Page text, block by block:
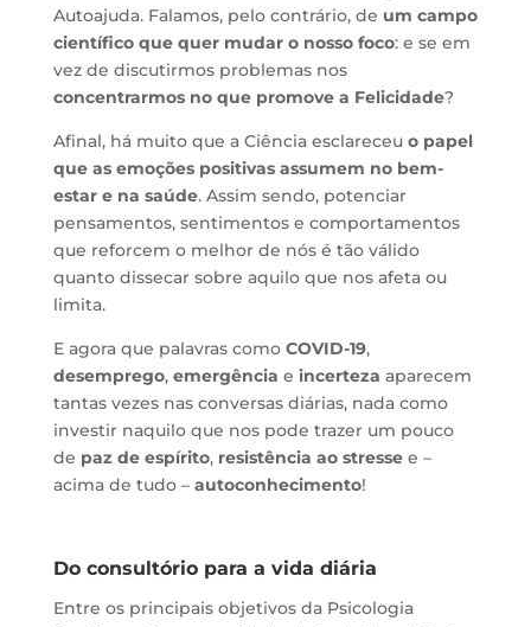
Autoajuda. Falamos, pelo contrário, de um campo
científico que quer mudar o nosso foco: e se em
vez de discutirmos problemas nos
concentrarmos no que promove a Felicidade?
Afinal, há muito que a Ciência esclareceu o papel
que as emoções positivas assumem no bem-
estar e na saúde. Assim sendo, potenciar
pensamentos, sentimentos e comportamentos
que reforcem o melhor de nós é tão válido
quanto dissecar sobre aquilo que nos afeta ou
limita.
E agora que palavras como COVID-19,
desemprego, emergência e incerteza aparecem
tantas vezes nas conversas diárias, nada como
investir naquilo que nos pode trazer um pouco
de paz de espírito, resistência ao stressee –
acima de tudo – autoconhecimento!
Do consultório para a vida diária
Entre os principais objetivos da Psicologia